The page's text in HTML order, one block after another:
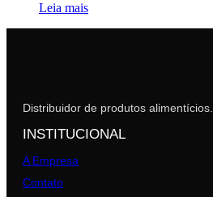
Leia mais
Distribuidor de produtos alimentícios.
INSTITUCIONAL
A Empresa
Contato